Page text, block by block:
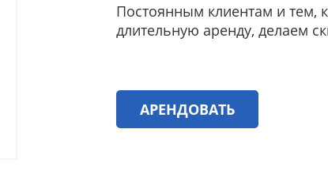
Постоянным клиентам и тем,
длительную аренду, делаем
АРЕНДОВАТЬ